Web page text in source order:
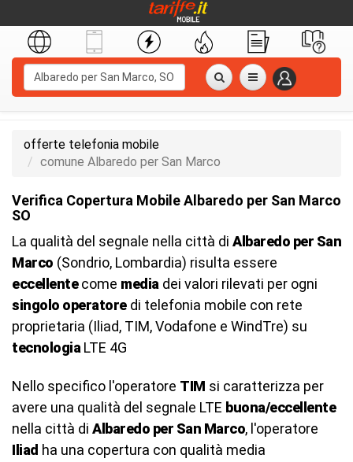
offerte telefonia mobile
comune Albaredo per San Marco
Verifica Copertura Mobile Albaredo per San Marco
SO
La qualità del segnale nella città di Albaredo per San
Marco (Sondrio, Lombardia) risulta essere
eccellentecome media dei valori rilevati per ogni
singolo operatoredi telefonia mobile con rete
proprietaria (Iliad, TIM, Vodafone e WindTre) su
tecnologia LTE 4G
Nello specifico l'operatore TIM si caratterizza per
avere una qualità del segnale LTE buona/eccellente
nella città di Albaredo per San Marco, l'operatore
Iliad ha una copertura con qualità media